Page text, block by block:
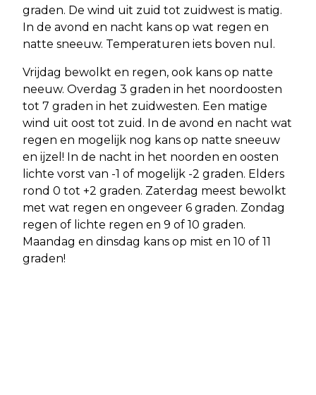
graden. De wind uit zuid tot zuidwest is matig.
In de avond en nacht kans op wat regen en
natte sneeuw. Temperaturen iets boven nul.
Vrijdag bewolkt en regen, ook kans op natte
neeuw. Overdag 3 graden in het noordoosten
tot 7 graden in het zuidwesten. Een matige
wind uit oost tot zuid. In de avond en nacht wat
regen en mogelijk nog kans op natte sneeuw
en ijzel! In de nacht in het noorden en oosten
lichte vorst van -1 of mogelijk -2 graden. Elders
rond 0 tot +2 graden. Zaterdag meest bewolkt
met wat regen en ongeveer 6 graden. Zondag
regen of lichte regen en 9 of 10 graden.
Maandag en dinsdag kans op mist en 10 of 11
graden!